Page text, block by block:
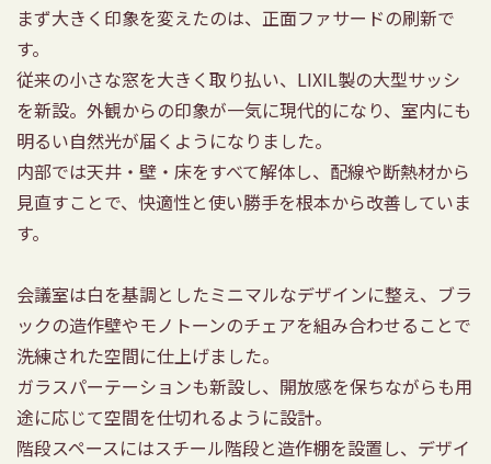
まず大きく印象を変えたのは、正面ファサードの刷新で
す。
従来の小さな窓を大きく取り払い、LIXIL製の大型サッシ
を新設。外観からの印象が一気に現代的になり、室内にも
明るい自然光が届くようになりました。
内部では天井・壁・床をすべて解体し、配線や断熱材から
見直すことで、快適性と使い勝手を根本から改善していま
す。
会議室は白を基調としたミニマルなデザインに整え、ブラ
ックの造作壁やモノトーンのチェアを組み合わせることで
洗練された空間に仕上げました。
ガラスパーテーションも新設し、開放感を保ちながらも用
途に応じて空間を仕切れるように設計。
階段スペースにはスチール階段と造作棚を設置し、デザイ